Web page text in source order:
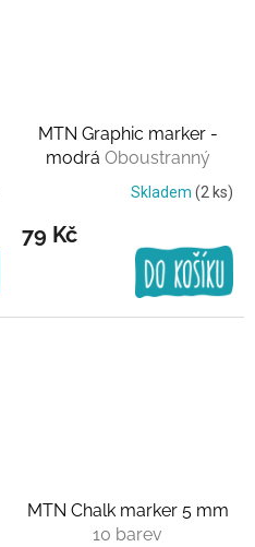
MTN Graphic marker -
modrá Oboustranný
Skladem (2 ks)
79 Kč
MTN Chalk marker 5 mm
10 barev